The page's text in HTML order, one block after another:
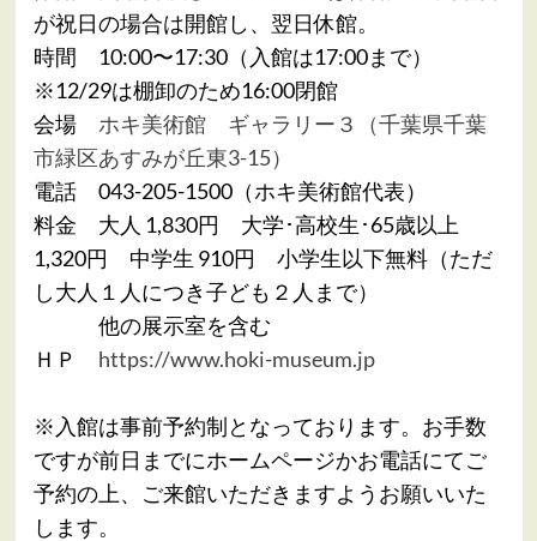
が祝日の場合は開館し、翌日休館。
時間 10:00〜17:30（入館は17:00まで）
※12/29は棚卸のため16:00閉館
会場 ホキ美術館 ギャラリー３（千葉県千葉
市緑区あすみが丘東3-15）
電話 043-205-1500（ホキ美術館代表）
料金 大人 1,830円 大学･高校生･65歳以上
1,320円 中学生 910円 小学生以下無料（ただ
し大人１人につき子ども２人まで）
他の展示室を含む
ＨＰ https://www.hoki-museum.jp
※入館は事前予約制となっております。お手数
ですが前日までにホームページかお電話にてご
予約の上、ご来館いただきますようお願いいた
します。